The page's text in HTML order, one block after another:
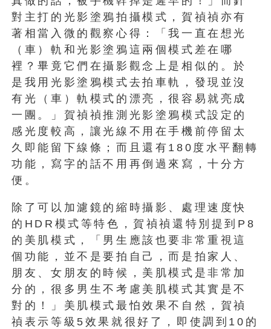
對主打的光影塗鴉拍攝模式，賀禎禎亦有
著相當入微的觀察心得：「我一直在想光
（車）軌和光影塗鴉這兩個模式差在哪
裡？畢竟它們在攝影觀念上是相似的。於
是我用光影塗鴉模式去拍車軌，發現並沒
有光（車）軌模式的漂亮，很容易就亮成
一團。」賀禎禎推測光影塗鴉模式設定的
感光度較高，讓光線不用在手機前停留太
久即能留下線條；而且還有180度水平翻轉
功能，寫字的話不用再倒過來寫，十分方
便。
除了可以加濾鏡的縮時攝影、處理速度快
的HDR模式等特色，賀禎禎還特別提到P8
的美肌模式，「男生應該也要非常重視這
個功能，並不是要拍自己，而是拍家人、
朋友、女朋友的時候，美肌模式是非常加
分的，很多男生不考慮美肌模式其實是不
對的！」美肌模式最怕效果不自然，賀禎
禎表示等級5效果就很好了，即使調到10的